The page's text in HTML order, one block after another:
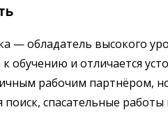
— обладатель высокого
обучению и отличается
рабочим партнёром,
спасательные